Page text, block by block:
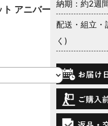
ト アニバーサ
納期：約2週
配送・組立・
く)